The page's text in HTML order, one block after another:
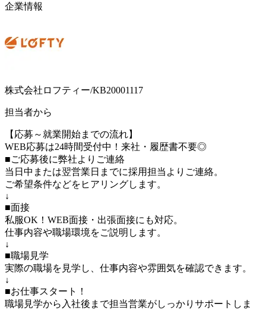
企業情報
株式会社ロフティー/KB20001117
担当者から
【応募～就業開始までの流れ】
WEB応募は24時間受付中！来社・履歴書不要◎
■ご応募後に弊社よりご連絡
当日中または翌営業日までに採用担当よりご連絡。
ご希望条件などをヒアリングします。
↓
■面接
私服OK！WEB面接・出張面接にも対応。
仕事内容や職場環境をご説明します。
↓
■職場見学
実際の職場を見学し、仕事内容や雰囲気を確認できます。
↓
■お仕事スタート！
職場見学から入社後まで担当営業がしっかりサポートしま